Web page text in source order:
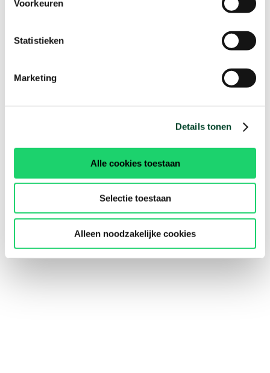
Voorkeuren
Statistieken
Marketing
Details tonen
Alle cookies toestaan
Selectie toestaan
Alleen noodzakelijke cookies